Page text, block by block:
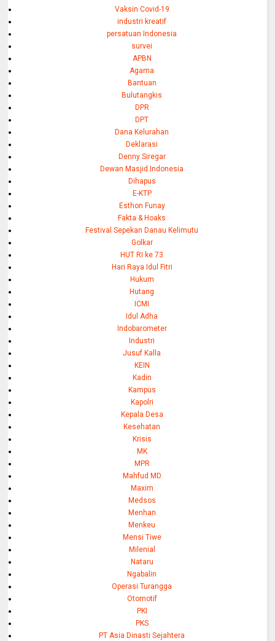
Vaksin Covid-19
industri kreatif
persatuan Indonesia
survei
APBN
Agama
Bantuan
Bulutangkis
DPR
DPT
Dana Kelurahan
Deklarasi
Denny Siregar
Dewan Masjid Indonesia
Dihapus
E-KTP
Esthon Funay
Fakta & Hoaks
Festival Sepekan Danau Kelimutu
Golkar
HUT RI ke 73
Hari Raya Idul Fitri
Hukum
Hutang
ICMI
Idul Adha
Indobarometer
Industri
Jusuf Kalla
KEIN
Kadin
Kampus
Kapolri
Kepala Desa
Kesehatan
Krisis
MK
MPR
Mahfud MD
Maxim
Medsos
Menhan
Menkeu
Mensi Tiwe
Milenial
Nataru
Ngabalin
Operasi Turangga
Otomotif
PKI
PKS
PT Asia Dinasti Sejahtera